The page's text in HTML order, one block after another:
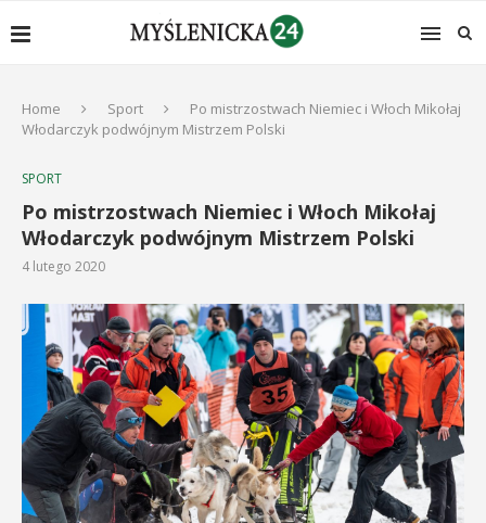
Home Sport
Po mistrzostwach Niemiec i Włoch Mikołaj
Włodarczyk podwójnym Mistrzem Polski
SPORT
Po mistrzostwach Niemiec i Włoch Mikołaj
Włodarczyk podwójnym Mistrzem Polski
4 lutego 2020